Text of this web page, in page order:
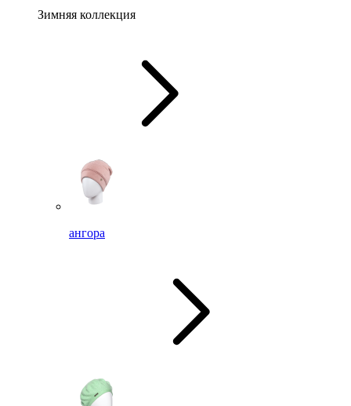
Зимняя коллекция
ангора